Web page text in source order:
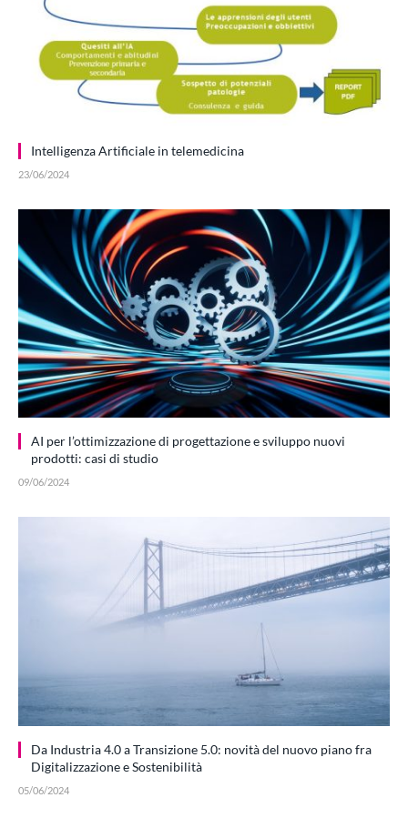
Intelligenza Artificiale in telemedicina
23/06/2024
AI per l’ottimizzazione di progettazione e sviluppo nuovi
prodotti: casi di studio
09/06/2024
Da Industria 4.0 a Transizione 5.0: novità del nuovo piano fra
Digitalizzazione e Sostenibilità
05/06/2024